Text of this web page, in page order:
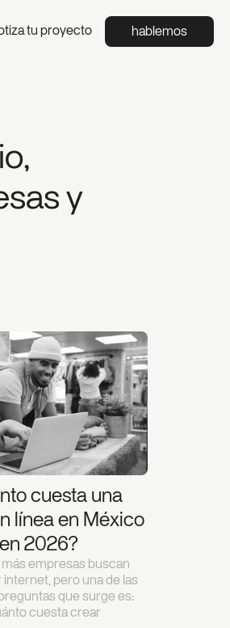
tu proyecto hablemos
y
cuesta una
línea en México
en 2026?
más empresas buscan
pero una de las
que surge es:
cuesta crear